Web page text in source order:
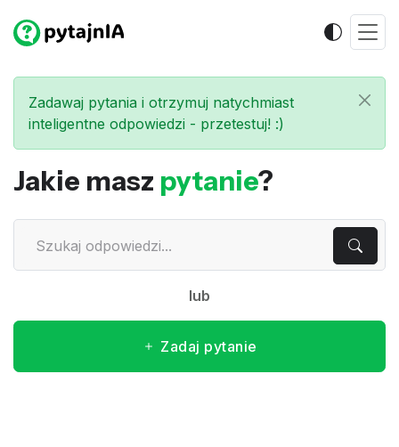
Zadawaj pytania i otrzymuj natychmiast
inteligentne odpowiedzi - przetestuj! :)
Jakie masz pytanie?
lub
Zadaj pytanie